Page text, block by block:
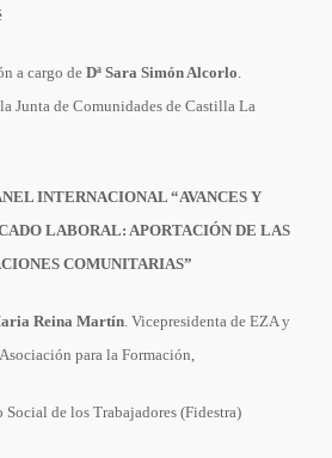
a cargo de Dª Sara Simón Alcorlo.
Junta de Comunidades de Castilla La
INTERNACIONAL “AVANCES Y
LABORAL: APORTACIÓN DE LAS
COMUNITARIAS”
Reina Martín. Vicepresidenta de EZA y
para la Formación,
de los Trabajadores (Fidestra)